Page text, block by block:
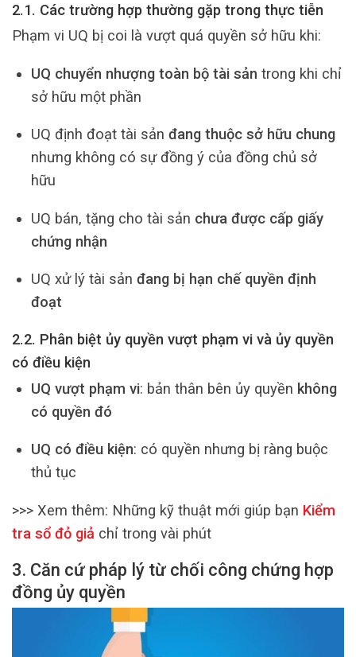
2.1. Các trường hợp thường gặp trong thực tiễn
Phạm vi UQ bị coi là vượt quá quyền sở hữu khi:
UQ chuyển nhượng toàn bộ tài sản trong khi chỉ
sở hữu một phần
UQ định đoạt tài sản đang thuộc sở hữu chung
nhưng không có sự đồng ý của đồng chủ sở
hữu
UQ bán, tặng cho tài sản chưa được cấp giấy
chứng nhận
UQ xử lý tài sản đang bị hạn chế quyền định
đoạt
2.2. Phân biệt ủy quyền vượt phạm vi và ủy quyền
có điều kiện
UQ vượt phạm vi: bản thân bên ủy quyền không
có quyền đó
UQ có điều kiện: có quyền nhưng bị ràng buộc
thủ tục
>>> Xem thêm: Những kỹ thuật mới giúp bạn Kiểm
tra sổ đỏ giả chỉ trong vài phút
3. Căn cứ pháp lý từ chối công chứng hợp
đồng ủy quyền